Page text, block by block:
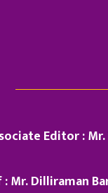
Editor :
Mr. Dilliraman